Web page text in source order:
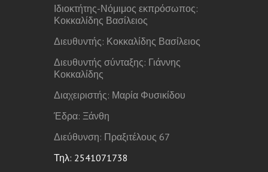
Ιδιοκτήτης-Νόμιμος εκπρόσωπος:
Κοκκαλίδης Βασίλειος
Διευθυντής: Κοκκαλίδης Βασίλειος
Διευθυντής σύνταξης: Γιάννης
Κοκκαλίδης
Διαχειριστής: Μαρία Φυσικίδου
Έδρα: Ξάνθη
Διεύθυνση: Πραξιτέλους 67
Τηλ: 2541071738